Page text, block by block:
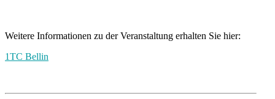
Weitere Informationen zu der Veranstaltung erhalten Sie hier:
1TC Bellin